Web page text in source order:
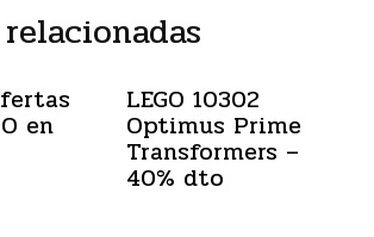
en
LEGO 10302
Optimus Prime
Transformers –
40% dto